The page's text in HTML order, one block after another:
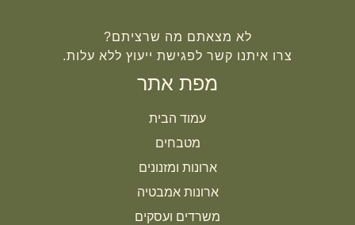
לא מצאתם מה שרציתם?
צרו איתנו קשר לפגישת ייעוץ ללא עלות.
מפת אתר
עמוד הבית
מטבחים
ארונות ומזנונים
ארונות אמבטיה
משרדים ועסקים